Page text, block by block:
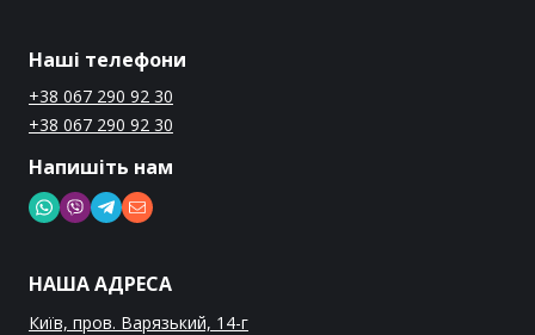
Наші телефони
+38 067 290 92 30
+38 067 290 92 30
Напишіть нам
НАША АДРЕСА
Київ, пров. Варязький, 14-г